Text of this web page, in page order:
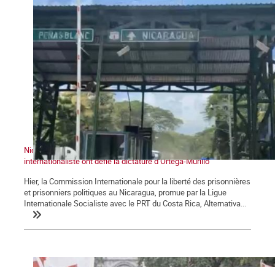
Nicaragua : la Caravane historique et la Commission
internationaliste ont défié la dictature d’Ortega-Murillo
Hier, la Commission Internationale pour la liberté des prisonnières
et prisonniers politiques au Nicaragua, promue par la Ligue
Internationale Socialiste avec le PRT du Costa Rica, Alternativa...